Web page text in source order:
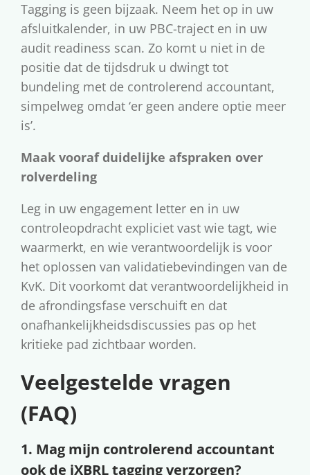
Tagging is geen bijzaak. Neem het op in uw
afsluitkalender, in uw PBC-traject en in uw
audit readiness scan. Zo komt u niet in de
positie dat de tijdsdruk u dwingt tot
bundeling met de controlerend accountant,
simpelweg omdat ‘er geen andere optie meer
is’.
Maak vooraf duidelijke afspraken over
rolverdeling
Leg in uw engagement letter en in uw
controleopdracht expliciet vast wie tagt, wie
waarmerkt, en wie verantwoordelijk is voor
het oplossen van validatiebevindingen van de
KvK. Dit voorkomt dat verantwoordelijkheid in
de afrondingsfase verschuift en dat
onafhankelijkheidsdiscussies pas op het
kritieke pad zichtbaar worden.
Veelgestelde vragen
(FAQ)
1. Mag mijn controlerend accountant
ook de iXBRL tagging verzorgen?